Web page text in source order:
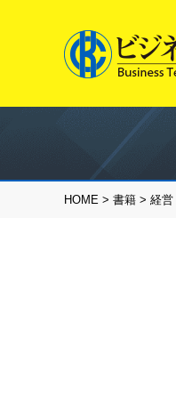
HOME > 書籍 > 経営